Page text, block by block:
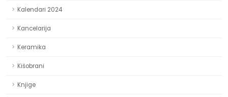
Kalendari 2024
Kancelarija
Keramika
Kišobrani
Knjige